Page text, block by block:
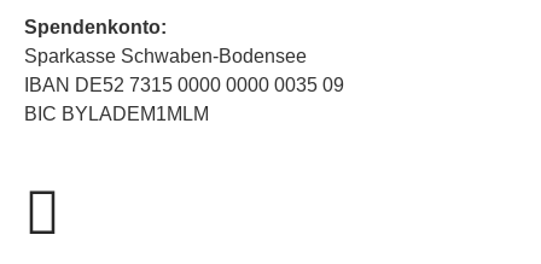
Spendenkonto:
Sparkasse Schwaben-Bodensee
IBAN DE52 7315 0000 0000 0035 09
BIC BYLADEM1MLM